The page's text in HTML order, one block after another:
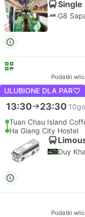
Single
G8
Podatki
ULUBIONE DLA PAR
13:30 23:30
Tuan Chau Island
Ha Giang City Hostel
Duy
Podatki